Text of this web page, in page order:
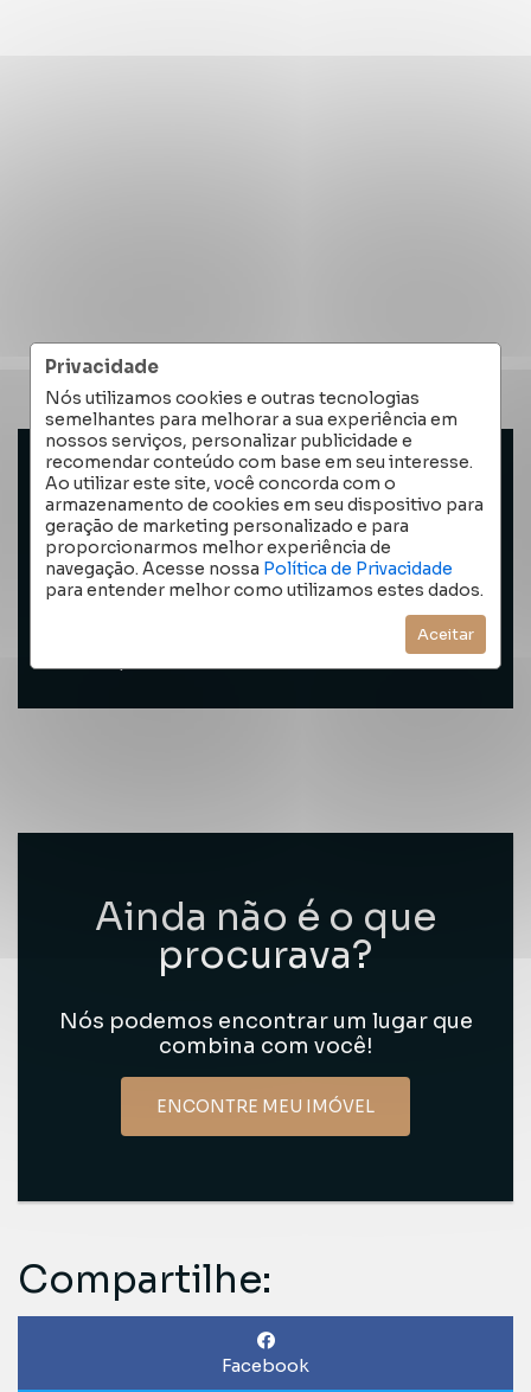
Privacidade
Nós utilizamos cookies e outras tecnologias
semelhantes para melhorar a sua experiência em
nossos serviços, personalizar publicidade e
recomendar conteúdo com base em seu interesse.
Ao utilizar este site, você concorda com o
armazenamento de cookies em seu dispositivo para
geração de marketing personalizado e para
proporcionarmos melhor experiência de
navegação. Acesse nossa Política de Privacidade
para entender melhor como utilizamos estes dados.
Aceitar
ENTRAR EM CONTATO
FAZER PROPOSTA
Favoritar
Ainda não é o que
procurava?
Nós podemos encontrar um lugar que
combina com você!
ENCONTRE MEU IMÓVEL
Compartilhe:
Facebook